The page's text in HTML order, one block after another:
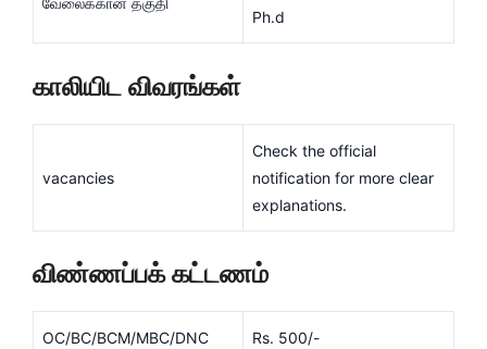
Ph.d
காலியிட விவரங்கள்
vacancies
Check the official
notification for more clear
explanations.
விண்ணப்பக் கட்டணம்
OC/BC/BCM/MBC/DNC Rs. 500/-